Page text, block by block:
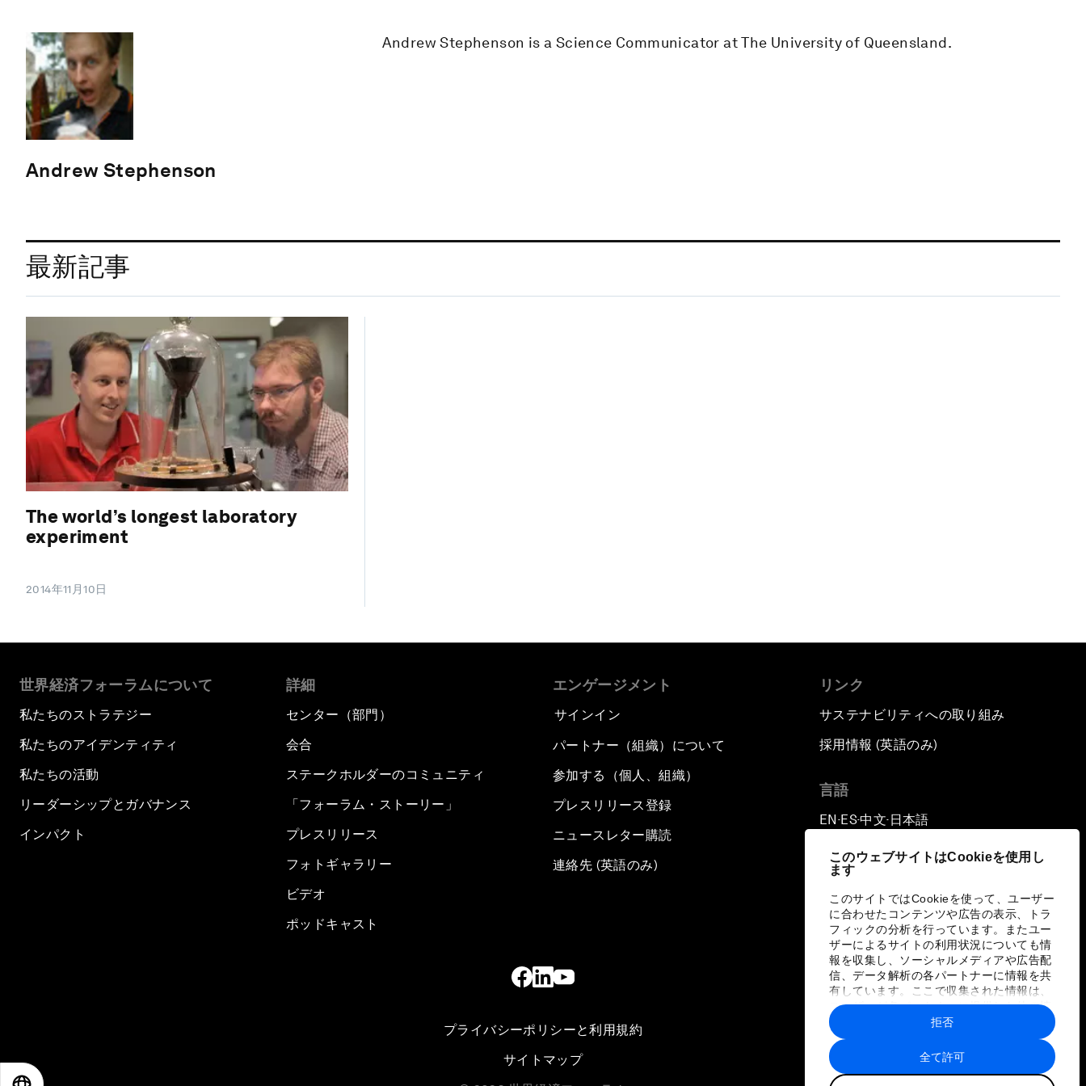
このウェブサイトはCookieを使用し
ます
このサイトではCookieを使って、ユーザー
に合わせたコンテンツや広告の表示、トラ
フィックの分析を行っています。またユー
ザーによるサイトの利用状況についても情
報を収集し、ソーシャルメディアや広告配
信、データ解析の各パートナーに情報を共
有しています。ここで収集された情報は、
ユーザーが各パートナーに提供した他の情
報や各パートナーのサービスを使用した際
に収集された情報と組み合わされ、各パー
トナーによって使用されることがありま
す。
全て許可
拒否
Andrew Stephenson
Andrew Stephenson is a Science Communicator at The University of Queensland.
最新記事
The world’s longest laboratory
experiment
2014年11月10日
世界経済フォーラムについて
私たちのストラテジー
私たちのアイデンティティ
私たちの活動
リーダーシップとガバナンス
インパクト
詳細
センター（部門）
会合
ステークホルダーのコミュニティ
「フォーラム・ストーリー」
プレスリリース
フォトギャラリー
ビデオ
ポッドキャスト
エンゲージメント
サインイン
パートナー（組織）について
参加する（個人、組織）
プレスリリース登録
ニュースレター購読
連絡先 (英語のみ)
リンク
サステナビリティへの取り組み
採用情報 (英語のみ)
言語
EN ▪ES▪中文▪ 日本語
プライバシーポリシーと利用規約
サイトマップ